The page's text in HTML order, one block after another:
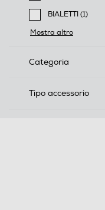
Filtra per Marca:
BIALETTI (1)
Filtra per Marca:
Mostra altro
Categoria
Tipo accessorio